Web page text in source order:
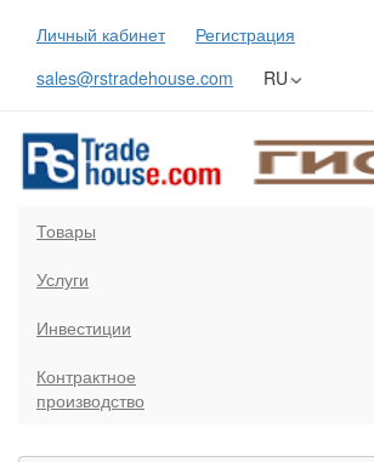
Личный кабинет
Регистрация
sales@rstradehouse.com
RU
Товары
Услуги
Инвестиции
Контрактное
производство